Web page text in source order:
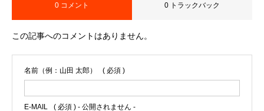
0 コメント 0 トラックバック
この記事へのコメントはありません。
名前（例：山田 太郎） ( 必須 )
E-MAIL ( 必須 ) - 公開されません -